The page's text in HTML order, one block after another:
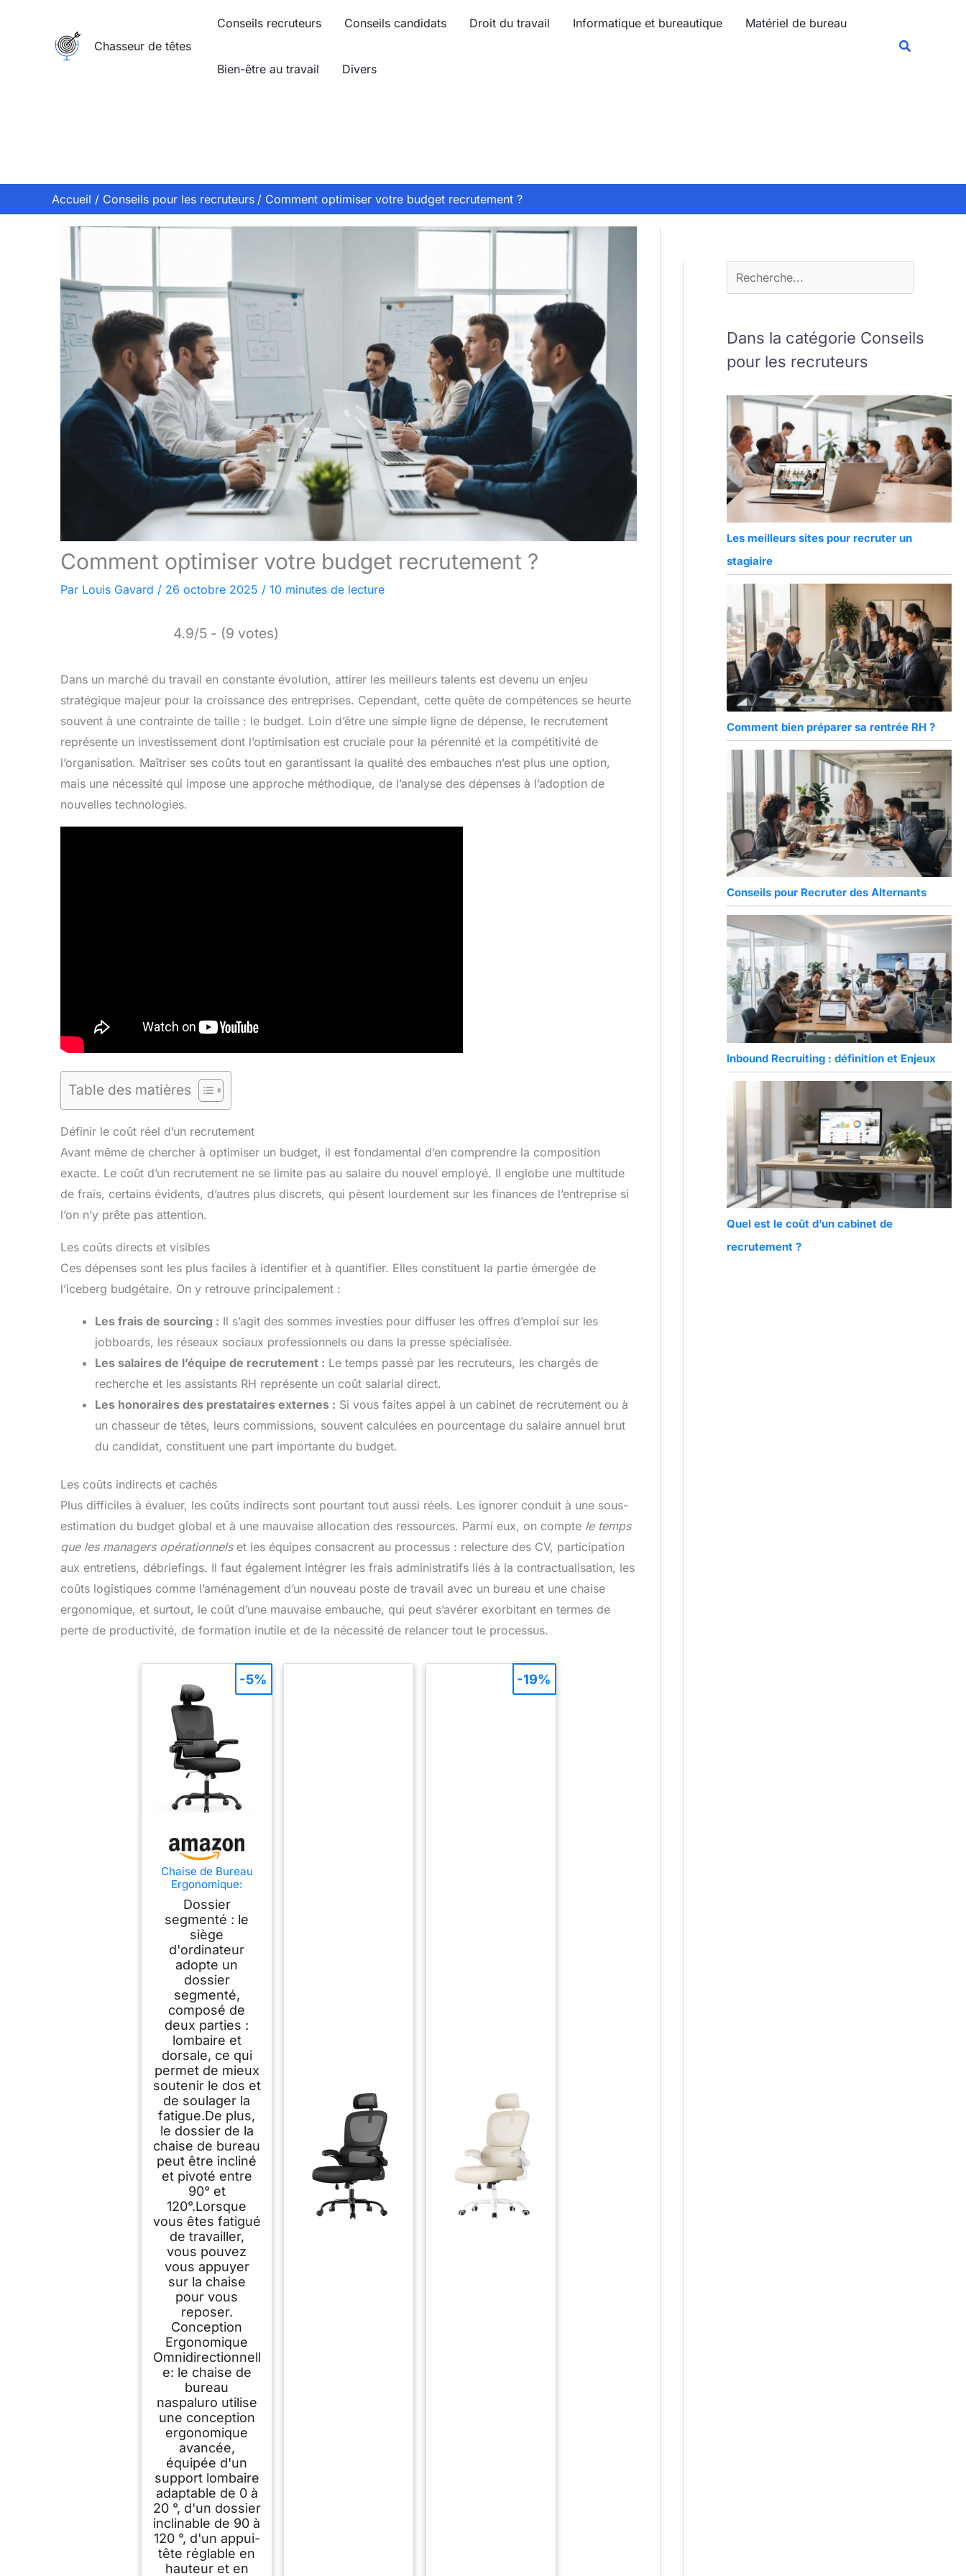
Chasseur de têtes
Conseils recruteurs Conseils candidats Droit du travail Informatique et bureautique Matériel de bureau
Bien-être au travail Divers
Accueil Conseils pour les recruteurs Comment optimiser votre budget recrutement ?
Comment optimiser votre budget recrutement ?
Par Louis Gavard / 26 octobre 2025 / 10 minutes de lecture
4.9/5 - (9 votes)
Dans un marché du travail en constante évolution, attirer les meilleurs talents est devenu un enjeu
stratégique majeur pour la croissance des entreprises. Cependant, cette quête de compétences se heurte
souvent à une contrainte de taille : le budget. Loin d’être une simple ligne de dépense, le recrutement
représente un investissement dont l’optimisation est cruciale pour la pérennité et la compétitivité de
l’organisation. Maîtriser ses coûts tout en garantissant la qualité des embauches n’est plus une option,
mais une nécessité qui impose une approche méthodique, de l’analyse des dépenses à l’adoption de
nouvelles technologies.
Table des matières
Définir le coût réel d’un recrutement
Avant même de chercher à optimiser un budget, il est fondamental d’en comprendre la composition
exacte. Le coût d’un recrutement ne se limite pas au salaire du nouvel employé. Il englobe une multitude
de frais, certains évidents, d’autres plus discrets, qui pèsent lourdement sur les finances de l’entreprise si
l’on n’y prête pas attention.
Les coûts directs et visibles
Ces dépenses sont les plus faciles à identifier et à quantifier. Elles constituent la partie émergée de
l’iceberg budgétaire. On y retrouve principalement :
Les frais de sourcing : Il s’agit des sommes investies pour diffuser les offres d’emploi sur les
jobboards, les réseaux sociaux professionnels ou dans la presse spécialisée.
Les salaires de l’équipe de recrutement : Le temps passé par les recruteurs, les chargés de
recherche et les assistants RH représente un coût salarial direct.
Les honoraires des prestataires externes : Si vous faites appel à un cabinet de recrutement ou à
un chasseur de têtes, leurs commissions, souvent calculées en pourcentage du salaire annuel brut
du candidat, constituent une part importante du budget.
Les coûts indirects et cachés
Plus difficiles à évaluer, les coûts indirects sont pourtant tout aussi réels. Les ignorer conduit à une sous-
estimation du budget global et à une mauvaise allocation des ressources. Parmi eux, on compte le temps
que les managers opérationnelset les équipes consacrent au processus : relecture des CV, participation
aux entretiens, débriefings. Il faut également intégrer les frais administratifs liés à la contractualisation, les
coûts logistiques comme l’aménagement d’un nouveau poste de travail avec un bureau et une chaise
ergonomique, et surtout, le coût d’une mauvaise embauche, qui peut s’avérer exorbitant en termes de
perte de productivité, de formation inutile et de la nécessité de relancer tout le processus.
Chaise de Bureau
Ergonomique:
Fauteuil Bureau
avec Support
Lombaire en
C,Dossier et Appui-
tête
Réglables,Reversibl
e Armrest,Siege en
Maille Respirante
Convient à la
Maison Bureau
,Lecture,Noir
Dossier
segmenté : le
siège
d'ordinateur
adopte un
dossier
segmenté,
composé de
deux parties :
lombaire et
dorsale, ce qui
permet de mieux
soutenir le dos et
de soulager la
fatigue.De plus,
le dossier de la
chaise de bureau
peut être incliné
et pivoté entre
90° et
120°.Lorsque
vous êtes fatigué
de travailler,
vous pouvez
vous appuyer
sur la chaise
pour vous
reposer.
Conception
Ergonomique
Omnidirectionnell
e: le chaise de
bureau
naspaluro utilise
une conception
ergonomique
avancée,
équipée d'un
support lombaire
adaptable de 0 à
20 °, d'un dossier
inclinable de 90 à
120 °, d'un appui-
tête réglable en
hauteur et en
-5% -19%
r
Dans la catégorie Conseils
pour les recruteurs
Les meilleurs sites pour recruter un
stagiaire
Comment bien préparer sa rentrée RH ?
Conseils pour Recruter des Alternants
Inbound Recruiting : définition et Enjeux
Quel est le coût d’un cabinet de
recrutement ?